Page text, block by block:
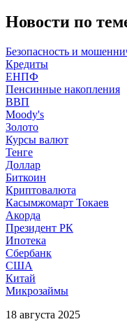
Новости по
Безопасность и
Кредиты
ЕНПФ
Пенсинные накопления
ВВП
Moody's
Золото
Курсы валют
Тенге
Доллар
Биткоин
Криптовалюта
Касымжомарт Токаев
Акорда
Президент РК
Ипотека
Сбербанк
США
Китай
Микрозаймы
18 августа 2025